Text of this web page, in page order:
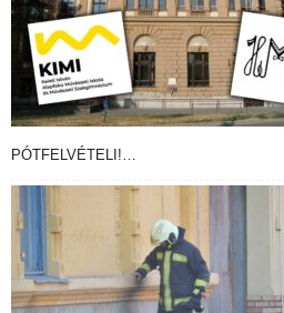
PÓTFELVÉTELI!…